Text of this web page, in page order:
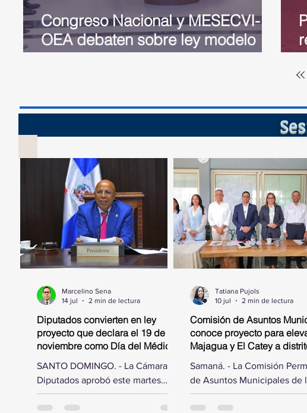
Congreso Nacional y MESECVI-
OEA debaten sobre ley modelo
sobre la violencia digital contra la
Sesión
Diputados convierten en ley
proyecto que declara el 19 de
noviembre como Día del Médico
SANTO DOMINGO. - La Cámara de
Diputados aprobó este martes
acoger las modificaciones hechas
por el Senado de la República al
Marcelino Sena
14 jul
2 min de lectura
Comisión de Asuntos
conoce proyecto para
Majagua y El Catey a
Samaná. - La Comisión
de Asuntos Municipales de
Cámara de Diputados,
por el diputado Elías Matos,
Tatiana Pujols
10 jul
2 min de lectura